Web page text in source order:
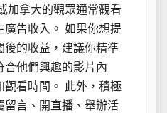
加拿大的觀眾通常觀看
廣告收入。 如果你想提
後的收益，建議你精準
合他們興趣的影片內
觀看時間。 此外，積極
留言、開直播、舉辦活